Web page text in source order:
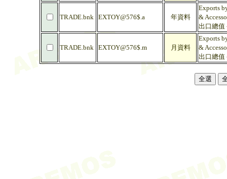
TRADE.bnk EXTOY@576$.a 年資料
Exports
&
出口總值
TRADE.bnk EXTOY@576$.m 月資料
Exports
&
出口總值